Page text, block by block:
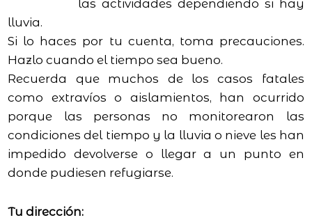
las actividades dependiendo si hay
lluvia.
Si lo haces por tu cuenta, toma precauciones.
Hazlo cuando el tiempo sea bueno.
Recuerda que muchos de los casos fatales
como extravíos o aislamientos, han ocurrido
porque las personas no monitorearon las
condiciones del tiempo y la lluvia o nieve les han
impedido devolverse o llegar a un punto en
donde pudiesen refugiarse.
Tu dirección: